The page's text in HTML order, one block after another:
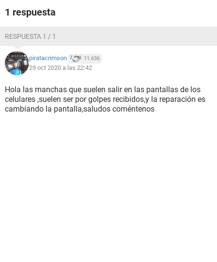
1 respuesta
RESPUESTA 1 / 1
piratacrimson 11.636
29 oct 2020 a las 22:42
Hola las manchas que suelen salir en las pantallas de los
celulares ,suelen ser por golpes recibidos,y la reparación es
cambiando la pantalla,saludos coméntenos